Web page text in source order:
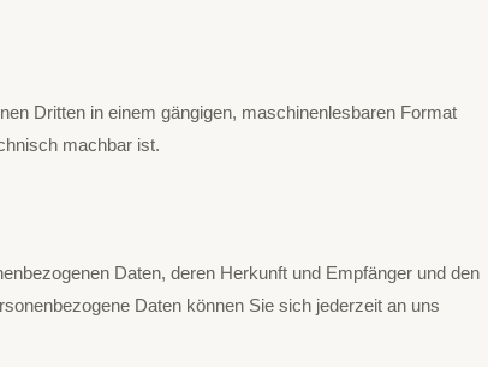
Dritten in einem gängigen, maschinenlesbaren Format
machbar ist.
Daten, deren Herkunft und Empfänger und den
Daten können Sie sich jederzeit an uns